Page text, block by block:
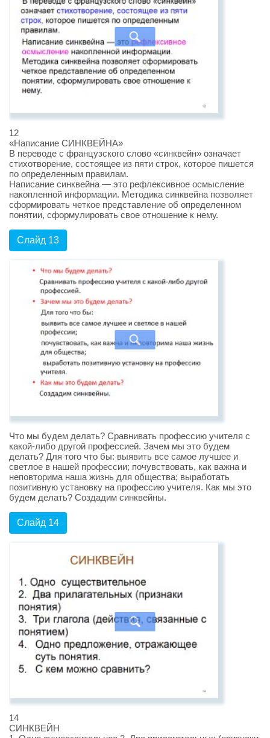
12
«Написание СИНКВЕЙНА»
В переводе с французского слово «синквейн» означает
стихотворение, состоящее из пяти строк, которое пишется
по определенным правилам.
Написание синквейна — это рефлексивное осмысление
накопленной информации. Методика синквейна позволяет
сформировать четкое представление об определенном
понятии, сформулировать свое отношение к нему.
Слайд 13
Что мы будем делать? Сравнивать профессию учителя с
какой-либо другой профессией. Зачем мы это будем
делать? Для того что бы: выявить все самое лучшее и
светлое в нашей профессии; почувствовать, как важна и
неповторима наша жизнь для общества; выработать
позитивную установку на профессию учителя. Как мы это
будем делать? Cоздадим синквейны.
Слайд 14
14
СИНКВЕЙН